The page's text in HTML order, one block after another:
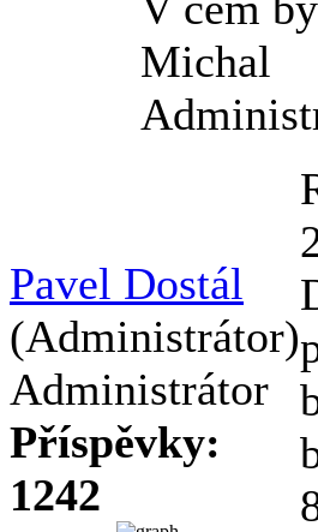
Michal
Pavel Dostál
(Administrátor)
Administrátor
Příspěvky:
1242